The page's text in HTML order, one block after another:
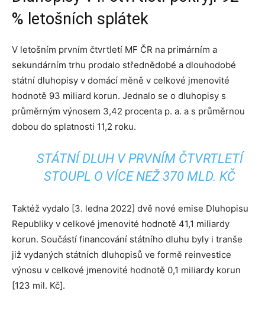
% letošních splátek
V letošním prvním čtvrtletí MF ČR na primárním a
sekundárním trhu prodalo střednědobé a dlouhodobé
státní dluhopisy v domácí měně v celkové jmenovité
hodnotě 93 miliard korun. Jednalo se o dluhopisy s
průměrným výnosem 3,42 procenta p. a. a s průměrnou
dobou do splatnosti 11,2 roku.
STÁTNÍ DLUH V PRVNÍM ČTVRTLETÍ
STOUPL O VÍCE NEŽ 370 MLD. KČ
Taktéž vydalo [3. ledna 2022] dvě nové emise Dluhopisu
Republiky v celkové jmenovité hodnotě 41,1 miliardy
korun. Součástí financování státního dluhu byly i tranše
již vydaných státních dluhopisů ve formě reinvestice
výnosu v celkové jmenovité hodnotě 0,1 miliardy korun
[123 mil. Kč].